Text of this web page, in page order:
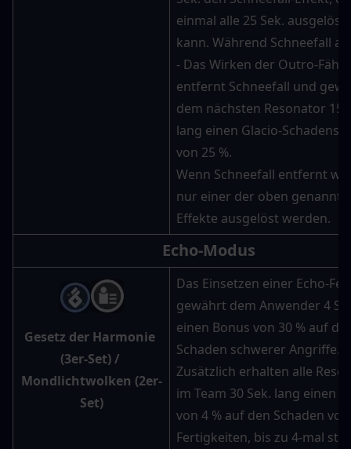
einmal alle 25 Sek.
kann. Während Schneefall
- Das Wirken der Outro-
entfernt Schneefall und
dem nächsten Resonator 15
lang einen Glacio-
von 25 %.
Wenn Schneefall entfernt
nur einer der oben
Effekte ausgelöst werden.
Echo-Modus
Gesetz der Harmonie
(3er-Set
Mondlichtwolken (2er-
Set)
Das Einsetzen einer Echo-
gewährt dem Anwender 4
einen Bonus von 30 % auf
Schaden schwerer Angriffe.
Zusätzlich erhalten alle
im Team 30 Sek. lang einen
von 4 % auf den Schaden
Fertigkeiten, bis zu 4-mal